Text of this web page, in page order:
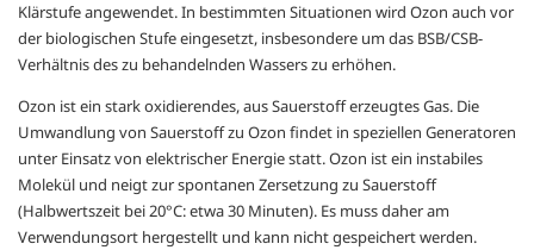
Klärstufe angewendet. In bestimmten Situationen wird Ozon auch vor
der biologischen Stufe eingesetzt, insbesondere um das BSB/CSB-
Verhältnis des zu behandelnden Wassers zu erhöhen.
Ozon ist ein stark oxidierendes, aus Sauerstoff erzeugtes Gas. Die
Umwandlung von Sauerstoff zu Ozon findet in speziellen Generatoren
unter Einsatz von elektrischer Energie statt. Ozon ist ein instabiles
Molekül und neigt zur spontanen Zersetzung zu Sauerstoff
(Halbwertszeit bei 20°C: etwa 30 Minuten). Es muss daher am
Verwendungsort hergestellt und kann nicht gespeichert werden.